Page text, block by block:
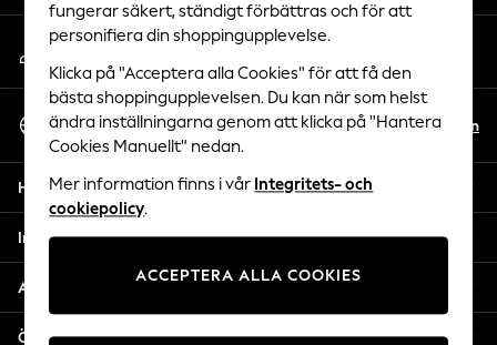
GIRLS
New In
50 - 92cm
98 - 110cm
116 - 134cm
140 - 174cm
Trending: Top & Short Sets
Trending: Clogs
All Clothing
Coats & Jackets
Sweatshirts & Hoodies
Mitt konto
Logga in på ditt konto
Välj Språk
Svenska
Sv En
Hjälp
Integritet & Juridik
Avdelningar
Övriga tjänster
fungerar säkert, ständigt förbättras och för att
personifiera din shoppingupplevelse.
Klicka på "Acceptera alla Cookies" för att få den
bästa shoppingupplevelsen. Du kan när som helst
ändra inställningarna genom att klicka på "Hantera
Cookies Manuellt" nedan.
Mer information finns i vår Integritets- och
cookiepolicy.
ACCEPTERA ALLA COOKIES